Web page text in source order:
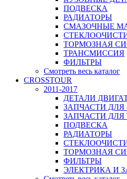
ПОДВЕСКА
РАДИАТОРЫ
СМАЗОЧНЫЕ
ТОРМОЗНАЯ
ТРАНСМИССИЯ
ФИЛЬТРЫ
Смотреть весь каталог
CROSSTOUR
2011-2017
ДЕТАЛИ
ЗАПЧАСТИ
ЗАПЧАСТИ ДЛЯ
ПОДВЕСКА
РАДИАТОРЫ
ТОРМОЗНАЯ
ФИЛЬТРЫ
ЭЛЕКТРИКА И